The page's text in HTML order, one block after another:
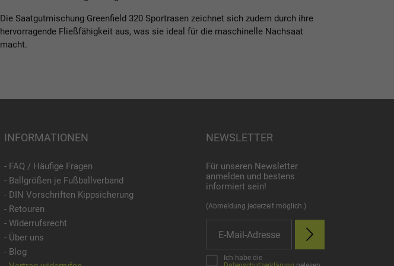
Die Saatgutmischung Greenfield 320 Sportrasen zeichnet sich zudem durch ihre
hervorragende Fließfähigkeit aus, was sie ideal für die maschinelle Nachsaat
macht.
INFORMATIONEN
- FAQ / Häufige Fragen
- Ballgrößen je Fußballverband
- DIN Vorschriften Kippsicherung
- Retouren
- Widerrufsrecht
- Über uns
- Blog
NEWSLETTER
Für unseren Newsletter
anmelden und bestens
informiert sein!
(Abmeldung jederzeit möglich.)
Ich habe die